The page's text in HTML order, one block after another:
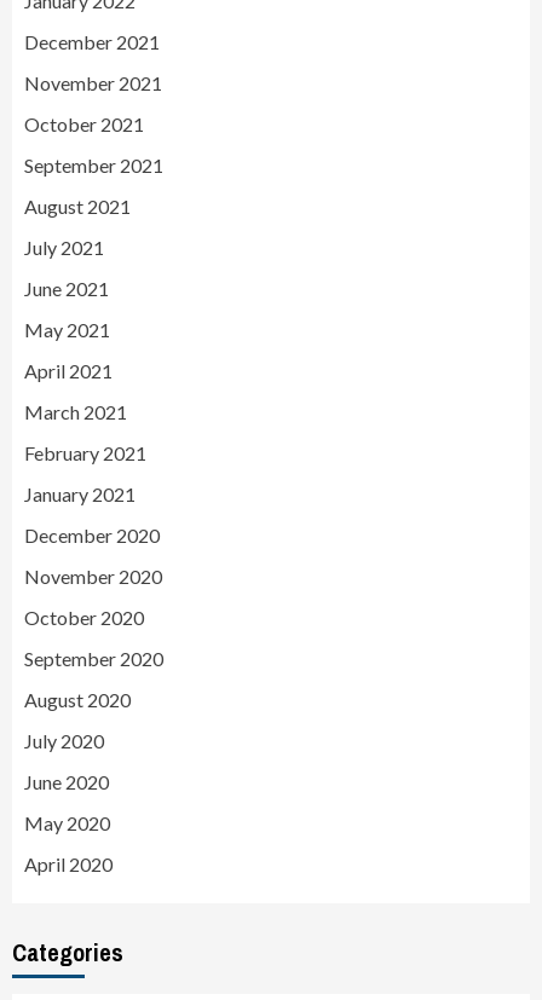
December 2021
November 2021
October 2021
September 2021
August 2021
July 2021
June 2021
May 2021
April 2021
March 2021
February 2021
January 2021
December 2020
November 2020
October 2020
September 2020
August 2020
July 2020
June 2020
May 2020
April 2020
Categories